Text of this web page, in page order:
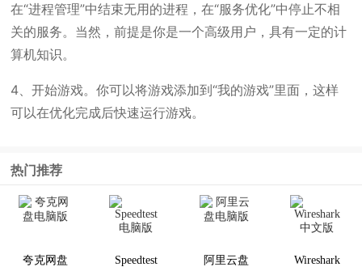
在“进程管理”中结束无用的进程，在“服务优化”中停止不相
关的服务。当然，前提是你是一个高级用户，具有一定的计
算机知识。
4、开始游戏。你可以将游戏添加到“我的游戏”里面，这样
可以在优化完成后快速运行游戏。
热门推荐
夸克网盘
Speedtest
阿里云盘
Wireshark